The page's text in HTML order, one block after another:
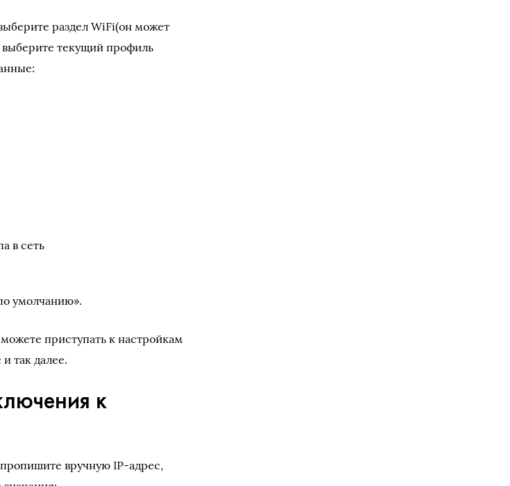
раздел WiFi(он может
выберите текущий профиль
в сеть
умолчанию».
приступать к настройкам
так далее.
к
вручную IP-адрес,